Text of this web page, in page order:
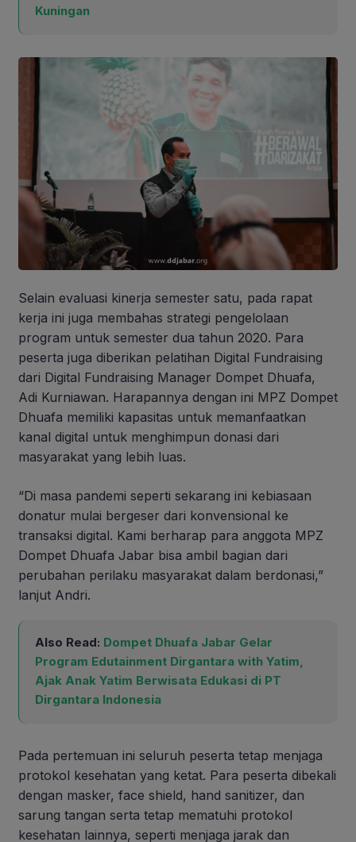
Kuningan
Selain evaluasi kinerja semester satu, pada rapat
kerja ini juga membahas strategi pengelolaan
program untuk semester dua tahun 2020. Para
peserta juga diberikan pelatihan Digital Fundraising
dari Digital Fundraising Manager Dompet Dhuafa,
Adi Kurniawan. Harapannya dengan ini MPZ Dompet
Dhuafa memiliki kapasitas untuk memanfaatkan
kanal digital untuk menghimpun donasi dari
masyarakat yang lebih luas.
“Di masa pandemi seperti sekarang ini kebiasaan
donatur mulai bergeser dari konvensional ke
transaksi digital. Kami berharap para anggota MPZ
Dompet Dhuafa Jabar bisa ambil bagian dari
perubahan perilaku masyarakat dalam berdonasi,”
lanjut Andri.
Also Read: Dompet Dhuafa Jabar Gelar
Program Edutainment Dirgantara with Yatim,
Ajak Anak Yatim Berwisata Edukasi di PT
Dirgantara Indonesia
Pada pertemuan ini seluruh peserta tetap menjaga
protokol kesehatan yang ketat. Para peserta dibekali
dengan masker, face shield, hand sanitizer, dan
sarung tangan serta tetap mematuhi protokol
kesehatan lainnya, seperti menjaga jarak dan